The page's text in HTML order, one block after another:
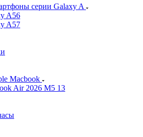
серии Galaxy A
A56
A57
Macbook
Air 2026 M5 13